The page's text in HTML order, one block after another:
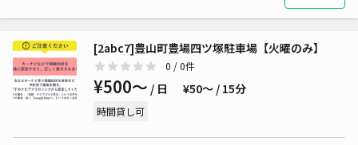
[2abc7]豊山町豊場四ツ塚駐車場【火曜のみ】
0 / 0件
¥500〜 / 日 ¥50〜 / 15分
時間貸し可